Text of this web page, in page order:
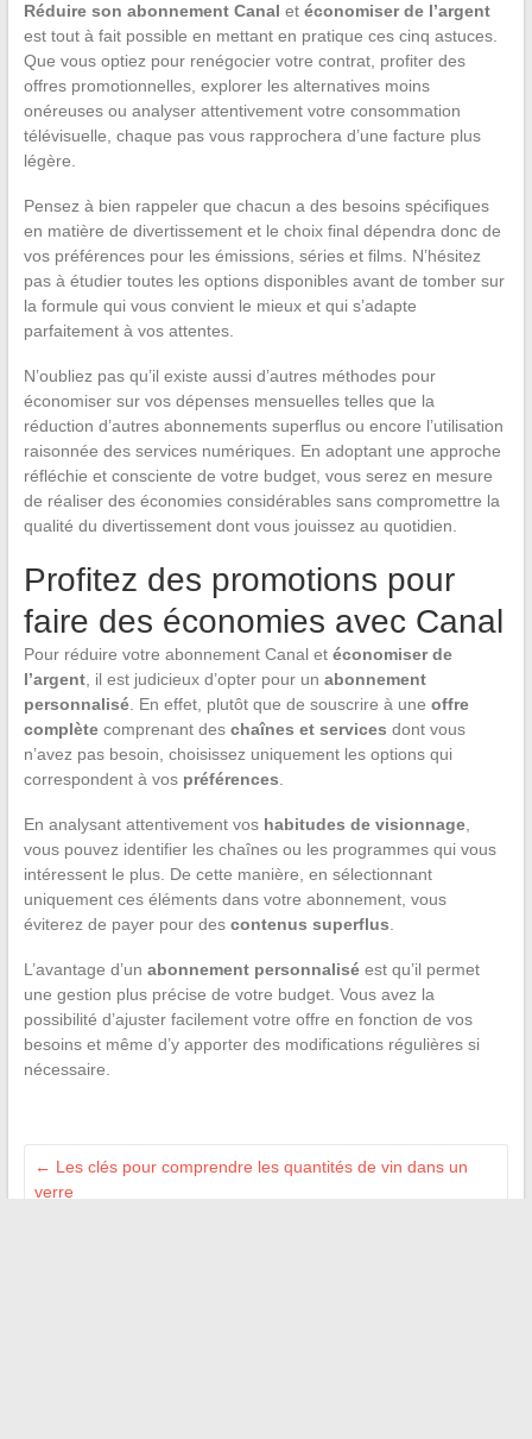
Réduire son abonnement Canal et économiser de l’argent
est tout à fait possible en mettant en pratique ces cinq astuces.
Que vous optiez pour renégocier votre contrat, profiter des
offres promotionnelles, explorer les alternatives moins
onéreuses ou analyser attentivement votre consommation
télévisuelle, chaque pas vous rapprochera d’une facture plus
légère.
Pensez à bien rappeler que chacun a des besoins spécifiques
en matière de divertissement et le choix final dépendra donc de
vos préférences pour les émissions, séries et films. N’hésitez
pas à étudier toutes les options disponibles avant de tomber sur
la formule qui vous convient le mieux et qui s’adapte
parfaitement à vos attentes.
N’oubliez pas qu’il existe aussi d’autres méthodes pour
économiser sur vos dépenses mensuelles telles que la
réduction d’autres abonnements superflus ou encore l’utilisation
raisonnée des services numériques. En adoptant une approche
réfléchie et consciente de votre budget, vous serez en mesure
de réaliser des économies considérables sans compromettre la
qualité du divertissement dont vous jouissez au quotidien.
Profitez des promotions pour
faire des économies avec Canal
Pour réduire votre abonnement Canal et économiser de
l’argent, il est judicieux d’opter pour un abonnement
personnalisé. En effet, plutôt que de souscrire à une offre
complètecomprenant des chaînes et services dont vous
n’avez pas besoin, choisissez uniquement les options qui
correspondent à vos préférences
En analysant attentivement vos habitudes de visionnage,
vous pouvez identifier les chaînes ou les programmes qui vous
intéressent le plus. De cette manière, en sélectionnant
uniquement ces éléments dans votre abonnement, vous
éviterez de payer pour des contenus superflus
L’avantage d’un abonnement personnaliséest qu’il permet
une gestion plus précise de votre budget. Vous avez la
possibilité d’ajuster facilement votre offre en fonction de vos
besoins et même d’y apporter des modifications régulières si
nécessaire.
← Les clés pour comprendre les quantités de vin dans un
verre